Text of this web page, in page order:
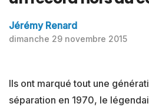
Jérémy Renard
dimanche 29 novembre 2015
Ils ont marqué tout une
séparation en 1970, le